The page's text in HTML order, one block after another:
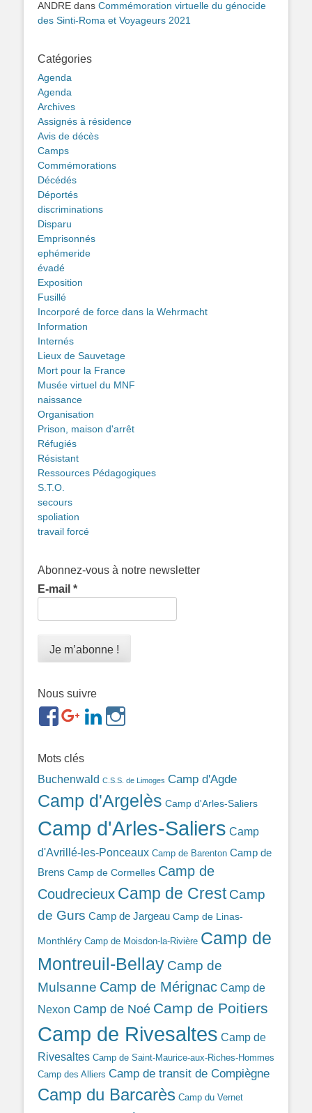
ANDRE dans Commémoration virtuelle du génocide
des Sinti-Roma et Voyageurs 2021
Catégories
Agenda
Agenda
Archives
Assignés à résidence
Avis de décès
Camps
Commémorations
Décédés
Déportés
discriminations
Disparu
Emprisonnés
ephémeride
évadé
Exposition
Fusillé
Incorporé de force dans la Wehrmacht
Information
Internés
Lieux de Sauvetage
Mort pour la France
Musée virtuel du MNF
naissance
Organisation
Prison, maison d'arrêt
Réfugiés
Résistant
Ressources Pédagogiques
S.T.O.
secours
spoliation
travail forcé
Abonnez-vous à notre newsletter
E-mail *
Nous suivre
https://www.facebook.com/groups/
ref=br_rs
https://plus.google.com/b/
https://www.linkedin.com/in/gigi-
bonin-
Mots clés
Buchenwald C.S.S. de Limoges Camp d'Agde
Camp d'Argelès Camp d'Arles-Saliers
Camp d'Arles-Saliers Camp
d'Avrillé-les-Ponceaux Camp de Barenton Camp de
Brens Camp de Cormelles Camp de
Coudrecieux Camp de Crest Camp
de Gurs Camp de Jargeau Camp de Linas-
Monthléry Camp de Moisdon-la-Rivière Camp de
Montreuil-Bellay Camp de
Mulsanne Camp de Mérignac Camp de
Nexon Camp de Noé Camp de Poitiers
Camp de Rivesaltes Camp de
Rivesaltes Camp de Saint-Maurice-aux-Riches-Hommes
Camp des Alliers Camp de transit de Compiègne
Camp du Barcarès Camp du Vernet